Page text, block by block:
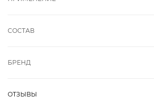
СОСТАВ
БРЕНД
ОТЗЫВЫ